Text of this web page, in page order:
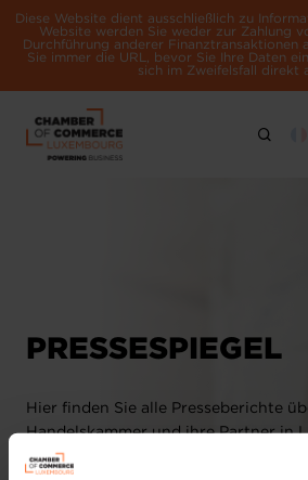
Diese Website dient ausschließlich zu
Website werden Sie weder zur Zahlung
Durchführung anderer Finanztransaktionen
Sie immer die URL, bevor Sie Ihre Daten
sich im Zweifelsfall direkt
PRESSESPIEGEL
Hier finden Sie alle Presseberichte
Handelskammer und ihre Partner in